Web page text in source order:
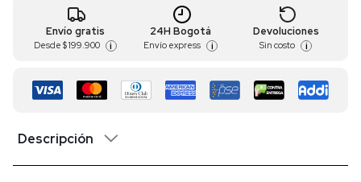
Envío gratis
Desde $ 199.900 i
24H Bogotá
Envío express i
Devoluciones
Sin costo i
Descripción